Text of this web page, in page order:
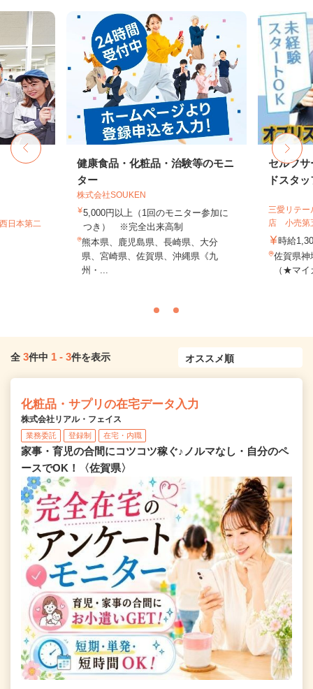
日本第二
健康食品・化粧品・治験等のモニ
ター
株式会社SOUKEN
5,000円以上（1回のモニター参加に
つき） ※完全出来高制
熊本県、鹿児島県、長崎県、大分
県、宮崎県、佐賀県、沖縄県《九
州・...
セルフ
ドスタッ
三愛リテ
店 小売第
時給
佐賀県神
（★マ
全 3件中 1 - 3件を表示
化粧品・サプリの在宅データ入力
株式会社リアル・フェイス
業務委託 登録制 在宅・内職
家事・育児の合間にコツコツ稼ぐ♪ノルマなし・自分のペ
ースでOK！〈佐賀県〉